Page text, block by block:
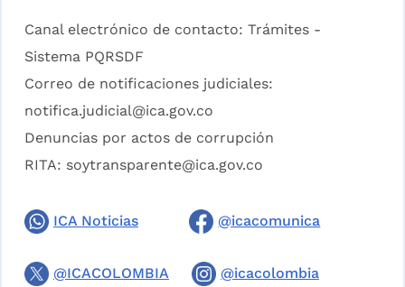
Canal electrónico de contacto: Trámites -
Sistema PQRSDF
Correo de notificaciones judiciales:
notifica.judicial@ica.gov.co
Denuncias por actos de corrupción
RITA: soytransparente@ica.gov.co
ICA Noticias @icacomunica
@ICACOLOMBIA @icacolombia